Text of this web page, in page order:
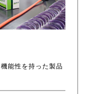
能性を持った製品